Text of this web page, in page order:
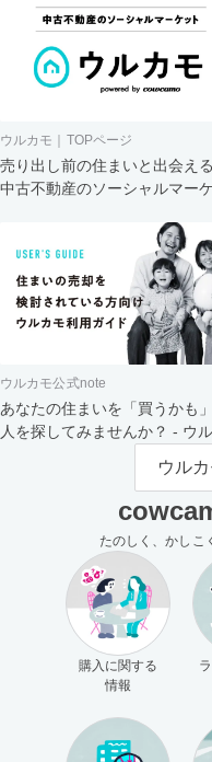
ウルカモ｜TOPページ
売り出し前の住まいと出会える
中古不動産のソーシャルマー
ウルカモ公式note
あなたの住まいを「買うかも
人を探してみませんか？ - ウル
ウル
たのしく、かしこ
購入に関する
情報